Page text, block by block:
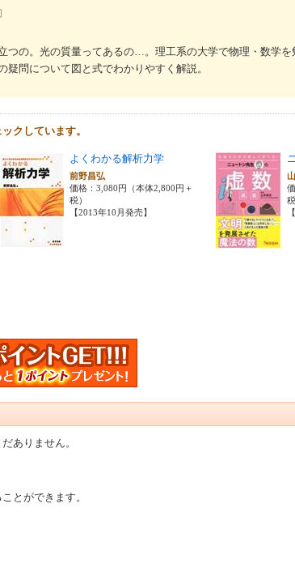
つの。光の質量ってあるの…。理工系の大学で物理・数学を
問について図と式でわかりやすく解説。
クしています。
よくわかる解析力学
前野昌弘
価格：3,080円（本体2,800円＋
税）
【2013年10月発売】
税
ありません。
とができます。